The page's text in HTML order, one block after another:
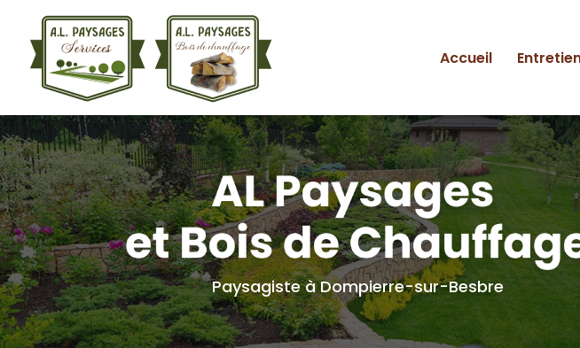
contenu
principal
Accueil
Paysagiste à Dompierre-sur-Besbre